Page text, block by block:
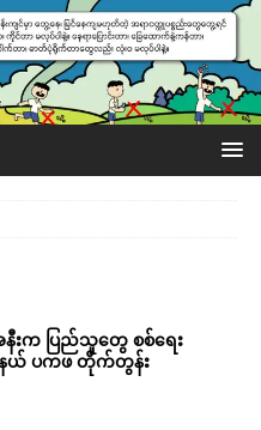
းက ပြည်သူတွေ စစ်ရေး
နယ် ပကဖ တိုက်တွန်း